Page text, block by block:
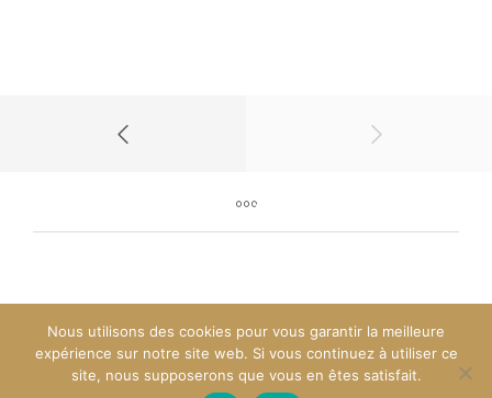
© 2022 Laurence Carroy
Nous utilisons des cookies pour vous garantir la meilleure
expérience sur notre site web. Si vous continuez à utiliser ce
site, nous supposerons que vous en êtes satisfait.